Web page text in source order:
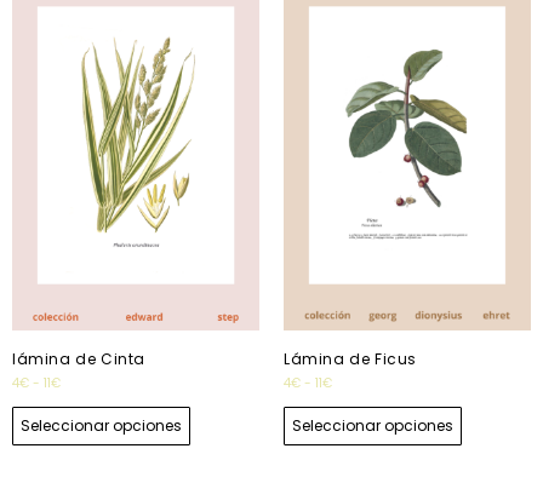
lámina de Cinta
4€ - 11€
Seleccionar opciones
Lámina de Ficus
4€ - 11€
Seleccionar opciones